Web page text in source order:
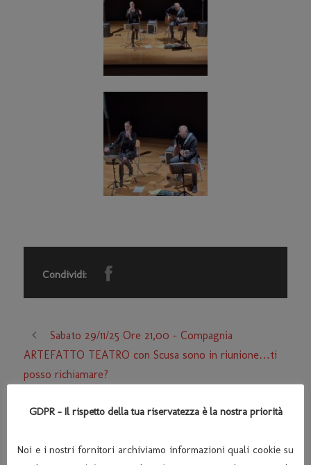
Condividi:
Sabato 29/11/25 Ore 21,00 – Compagnia
ARTEFATTO TEATRO con Scusa sono in riunione…ti
posso richiamare?
ESTRAVAGARIO con Parenti serpenti
GDPR - Il rispetto della tua riservatezza è la nostra priorità
Noi e i nostri fornitori archiviamo informazioni quali cookie su